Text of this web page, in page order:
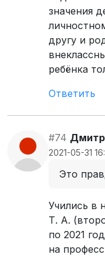
значения
другу и
ребёнка
Ответить
#74
2021-05-31
Это
Учились в
Т. А.
по 2021
на